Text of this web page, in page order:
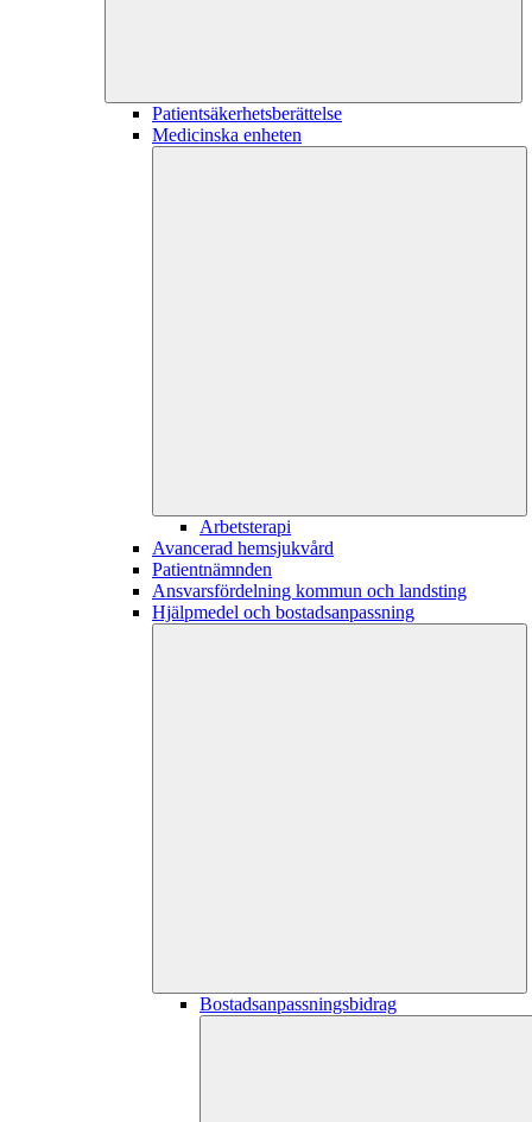
Patientsäkerhetsberättelse
Medicinska enheten
Arbetsterapi
Avancerad hemsjukvård
Patientnämnden
Ansvarsfördelning kommun och landsting
Hjälpmedel och bostadsanpassning
Bostadsanpassningsbidrag